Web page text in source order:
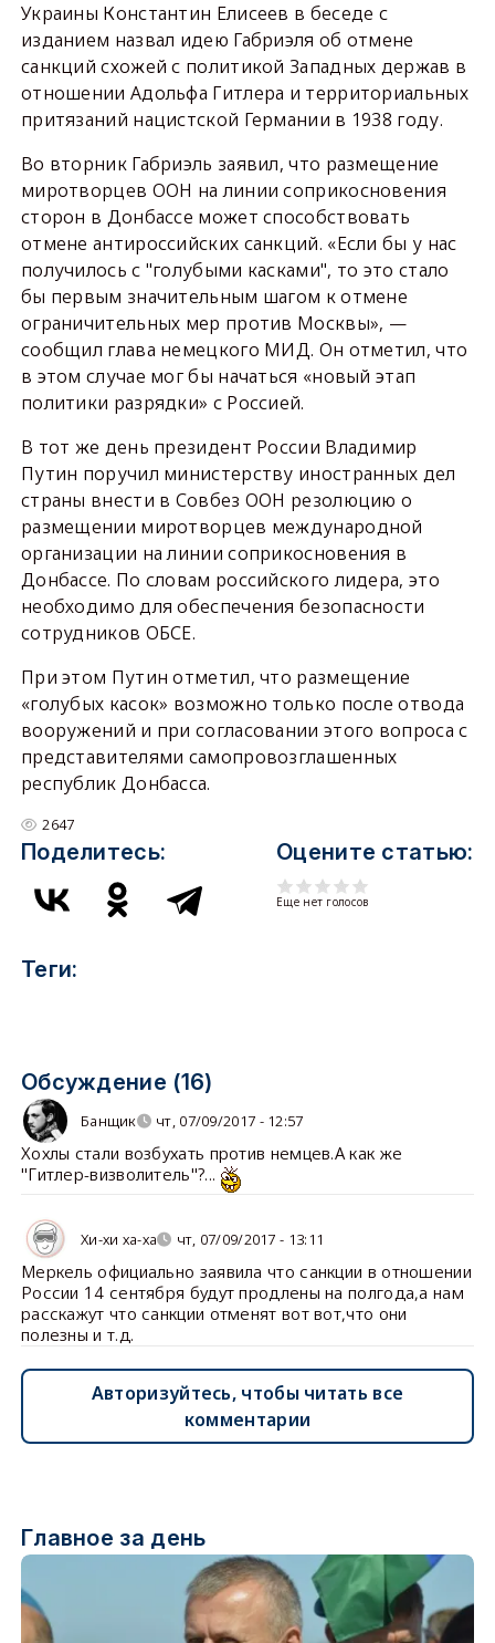
Украины Константин Елисеев в беседе с
изданием назвал идею Габриэля об отмене
санкций схожей с политикой Западных держав в
отношении Адольфа Гитлера и территориальных
притязаний нацистской Германии в 1938 году.
Во вторник Габриэль заявил, что размещение
миротворцев ООН на линии соприкосновения
сторон в Донбассе может способствовать
отмене антироссийских санкций. «Если бы у нас
получилось с "голубыми касками", то это стало
бы первым значительным шагом к отмене
ограничительных мер против Москвы», —
сообщил глава немецкого МИД. Он отметил, что
в этом случае мог бы начаться «новый этап
политики разрядки» с Россией.
В тот же день президент России Владимир
Путин поручил министерству иностранных дел
страны внести в Совбез ООН резолюцию о
размещении миротворцев международной
организации на линии соприкосновения в
Донбассе. По словам российского лидера, это
необходимо для обеспечения безопасности
сотрудников ОБСЕ.
При этом Путин отметил, что размещение
«голубых касок» возможно только после отвода
вооружений и при согласовании этого вопроса с
представителями самопровозглашенных
республик Донбасса.
2647
Поделитесь: Оцените статью:
Еще нет голосов
Теги:
Обсуждение (16)
Банщик чт, 07/09/2017 - 12:57
Хохлы стали возбухать против немцев.А как же
"Гитлер-визволитель"?...
Хи-хи ха-ха чт, 07/09/2017 - 13:11
Меркель официально заявила что санкции в отношении
России 14 сентября будут продлены на полгода,а нам
расскажут что санкции отменят вот вот,что они
полезны и т.д.
Авторизуйтесь, чтобы читать все
комментарии
Главное за день